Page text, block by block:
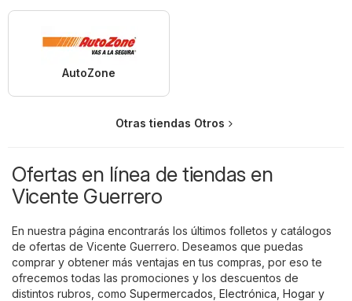
AutoZone
Otras tiendas Otros
Ofertas en línea de tiendas en
Vicente Guerrero
En nuestra página encontrarás los últimos folletos y catálogos
de ofertas de Vicente Guerrero. Deseamos que puedas
comprar y obtener más ventajas en tus compras, por eso te
ofrecemos todas las promociones y los descuentos de
distintos rubros, como Supermercados Electrónica Hogar y